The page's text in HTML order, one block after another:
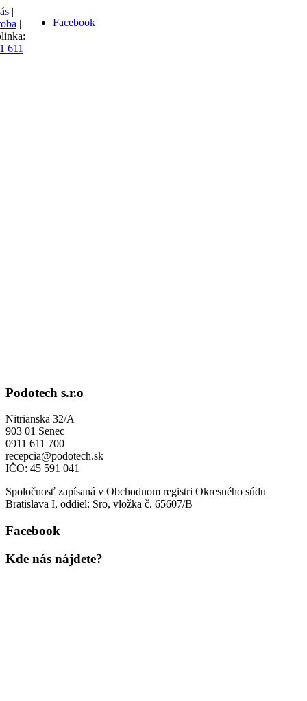
Facebook
|
|
611
Podotech s.r.o
Nitrianska 32/A
903 01 Senec
0911 611 700
recepcia@podotech.sk
IČO: 45 591 041
Spoločnosť zapísaná v Obchodnom registri Okresného súdu
Bratislava I, oddiel: Sro, vložka č. 65607/B
Facebook
Kde nás nájdete?